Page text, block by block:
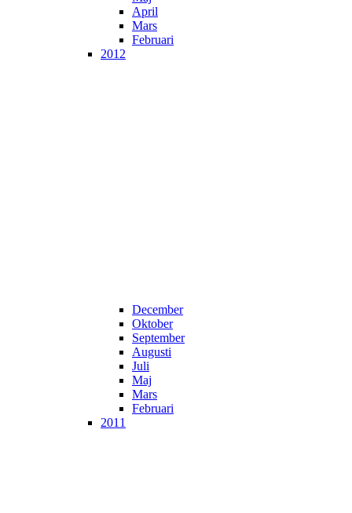
April
Mars
Februari
2012
December
Oktober
September
Augusti
Juli
Maj
Mars
Februari
2011